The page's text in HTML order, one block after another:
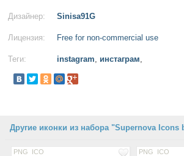
Дизайнер: Sinisa91G
Лицензия: Free for non-commercial use
Теги: instagram, инстаграм,
Другие иконки из набора "Supernova Icons
PNG ICO PNG ICO